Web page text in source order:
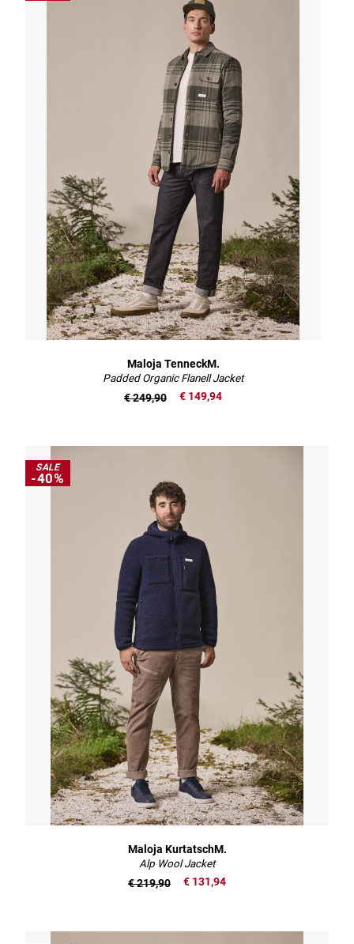
Maloja TenneckM.
Padded Organic Flanell Jacket
€ 149,94
€ 249,90
SALE
-40%
Maloja KurtatschM.
Alp Wool Jacket
€ 131,94
€ 219,90